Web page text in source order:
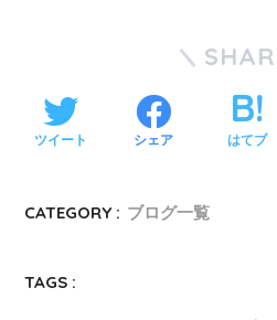
ツイート シェア はてブ
CATEGORY : ブログ一覧
TAGS :